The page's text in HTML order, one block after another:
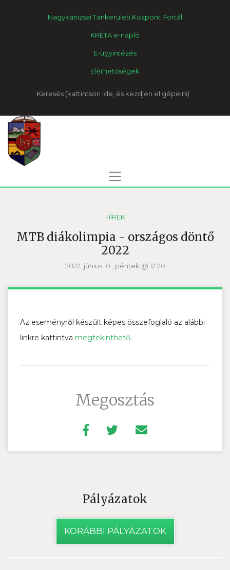
Nagykanizsai Tankerületi Központ Portál
KRÉTA e-napló
E-ügyintézés
Elérhetőségek
Keresés
HÍREK
MTB diákolimpia - országos döntő
2022
2022. június 10., péntek @ 12:20
Az eseményről készült képes összefoglaló az alábbi
linkre kattintva megtekinthető.
Megosztás
Pályázatok
KORÁBBI PÁLYÁZATOK